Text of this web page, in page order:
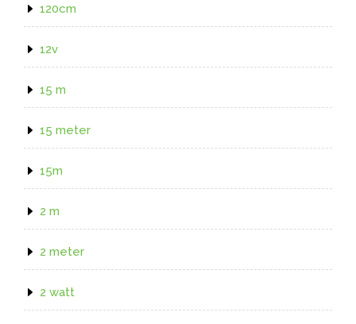
120cm
12v
15 m
15 meter
15m
2 m
2 meter
2 watt